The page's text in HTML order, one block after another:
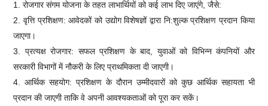
1. रोजगार संगम योजना के तहत लाभार्थियों को कई लाभ दिए जाएंगे, जैसे:
2. वृत्ति प्रशिक्षण: आवेदकों को उद्योग विशेषज्ञों द्वारा नि:शुल्क प्रशिक्षण प्रदान किया
जाएगा।
3. प्रत्यक्ष रोजगार: सफल प्रशिक्षण के बाद, युवाओं को विभिन्न कंपनियों और
सरकारी विभागों में नौकरी के लिए प्राथमिकता दी जाएगी।
4. आर्थिक सहयोग: प्रशिक्षण के दौरान उम्मीदवारों को कुछ आर्थिक सहायता भी
प्रदान की जाएगी ताकि वे अपनी आवश्यकताओं को पूरा कर सकें।